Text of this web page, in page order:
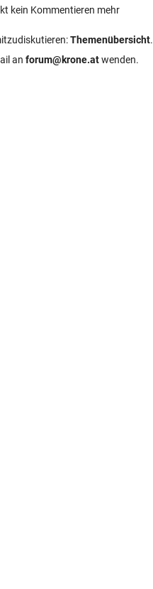
kein Kommentieren mehr
Themenübersicht.
an forum@krone.atwenden.